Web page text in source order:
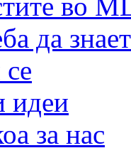
да
идеи
за нас